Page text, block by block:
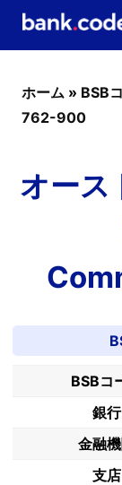
ホーム » BSB
762-900
オース
BSBコ
銀行
金融
支店